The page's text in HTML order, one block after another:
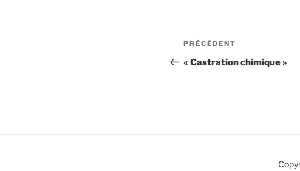
Navigation
de
Article
précédent
PRÉCÉDENT
« Castration chimique »